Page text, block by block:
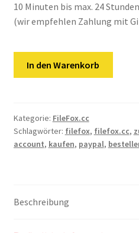
Widerrufsbelehrung
Zahlungsarten
10 Minuten bis max. 24
(wir empfehlen Zahlung mit
Premium
Pro
Key
In den Warenkorb
Kategorie: FileFox.cc
Schlagwörter: filefox, filefox.cc,
account, kaufen, paypal,
Beschreibung